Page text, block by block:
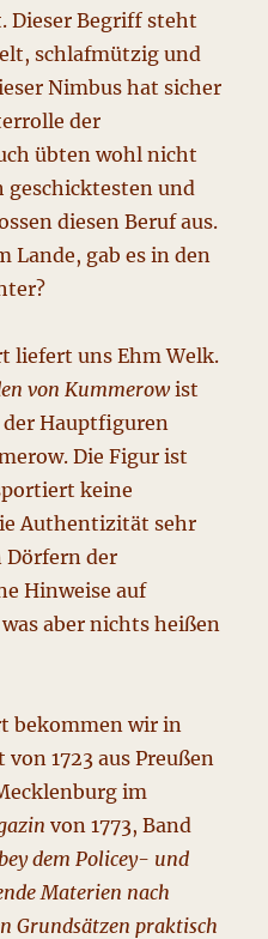
Dieser Begriff steht
schlafmützig und
Nimbus hat sicher
der
übten wohl nicht
und
diesen Beruf aus.
Lande, gab es in den
liefert uns Ehm Welk.
von Kummerowist
Hauptfiguren
Die Figur ist
keine
Authentizität sehr
Dörfern der
Hinweise auf
aber nichts heißen
bekommen wir in
1723 aus Preußen
im
von 1773, Band
dem Policey- und
Materien nach
Grundsätzen praktisch